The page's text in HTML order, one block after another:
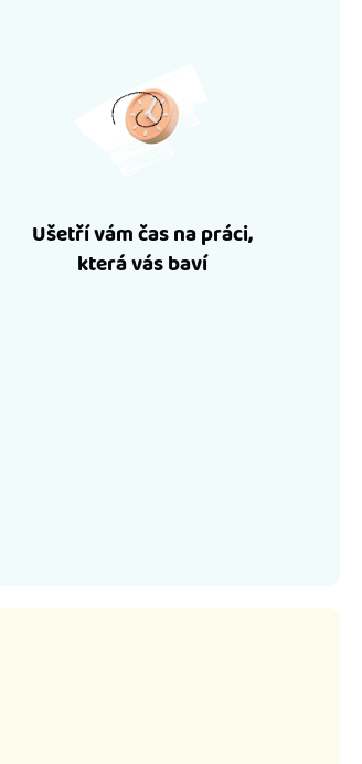
Ušetří vám čas na práci,
která vás baví